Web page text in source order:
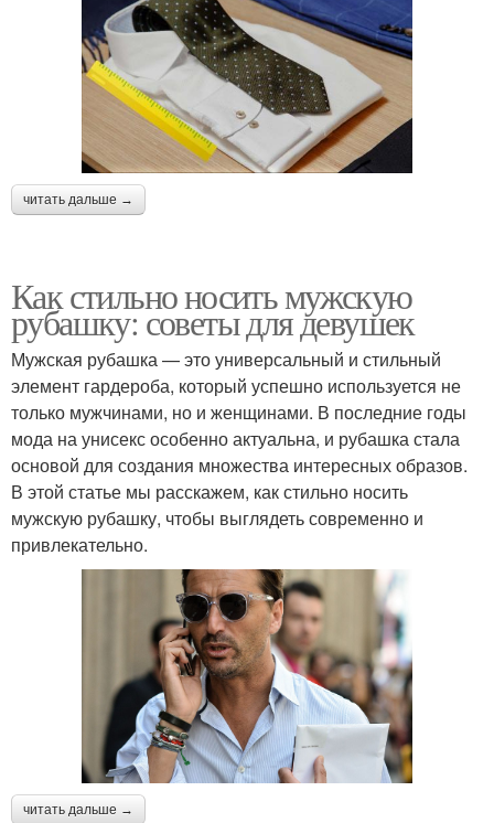
читать дальше →
Как стильно носить мужскую
рубашку: советы для девушек
Мужская рубашка — это универсальный и стильный
элемент гардероба, который успешно используется не
только мужчинами, но и женщинами. В последние годы
мода на унисекс особенно актуальна, и рубашка стала
основой для создания множества интересных образов.
В этой статье мы расскажем, как стильно носить
мужскую рубашку, чтобы выглядеть современно и
привлекательно.
читать дальше →